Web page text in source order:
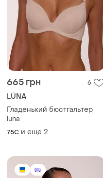
665 грн 6
LÚNA
Гладенький бюстгальтер
luna
75C и еще 2